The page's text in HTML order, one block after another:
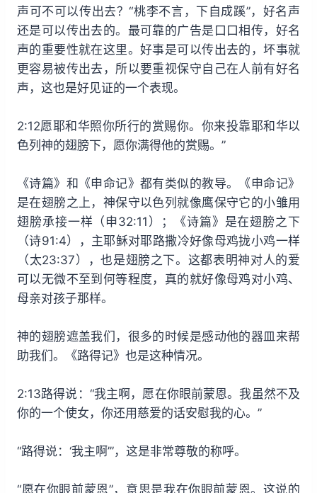
声可不可以传出去？“桃李不言，下自成蹊”，好名声
还是可以传出去的。最可靠的广告是口口相传，好名
声的重要性就在这里。好事是可以传出去的，坏事就
更容易被传出去，所以要重视保守自己在人前有好名
声，这也是好见证的一个表现。
2:12愿耶和华照你所行的赏赐你。你来投靠耶和华以
色列神的翅膀下，愿你满得他的赏赐。”
《诗篇》和《申命记》都有类似的教导。《申命记》
是在翅膀之上，神保守以色列就像鹰保守它的小雏用
翅膀承接一样（申32:11）；《诗篇》是在翅膀之下
（诗91:4），主耶稣对耶路撒冷好像母鸡拢小鸡一样
（太23:37），也是翅膀之下。这都表明神对人的爱
可以无微不至到何等程度，真的就好像母鸡对小鸡、
母亲对孩子那样。
神的翅膀遮盖我们，很多的时候是感动他的器皿来帮
助我们。《路得记》也是这种情况。
2:13路得说：“我主啊，愿在你眼前蒙恩。我虽然不及
你的一个使女，你还用慈爱的话安慰我的心。”
“路得说：‘我主啊’”，这是非常尊敬的称呼。
“愿在你眼前蒙恩”，意思是我在你眼前蒙恩。这说的